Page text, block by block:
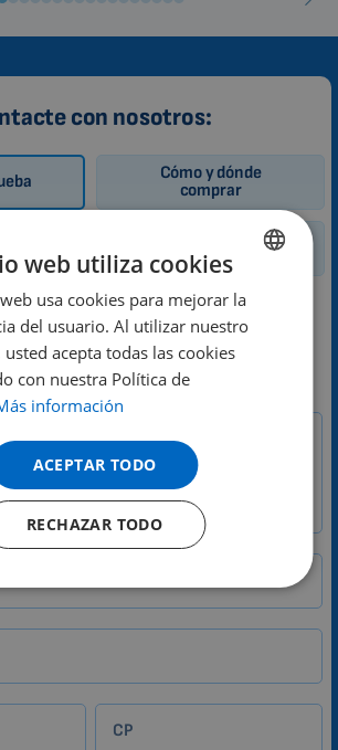
con nosotros:
Cómo y dónde
comprar
Consulta general
de sesión de prueba de la
3D
CP
ENGLISH
DUTCH
GERMAN
SPANISH
CATALAN
HINDI
CHINESE (SIMPLIFIED)
web utiliza cookies
usa cookies para mejorar la
del usuario. Al utilizar nuestro
acepta todas las cookies
con nuestra Política de
información
ACEPTAR TODO
RECHAZAR TODO